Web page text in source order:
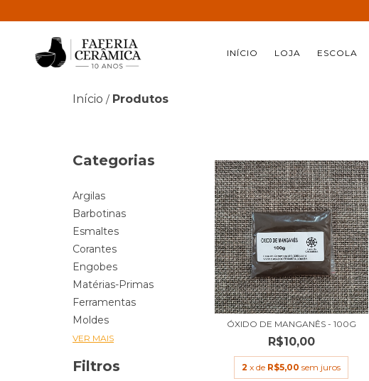
INÍCIO LOJA ESCOLA
Início / Produtos
Categorias
Argilas
Barbotinas
Esmaltes
Corantes
Engobes
Matérias-Primas
Ferramentas
Moldes
VER MAIS
Filtros
ÓXIDO DE MANGANÊS - 100G
R$10,00
2 x de R$5,00 sem juros